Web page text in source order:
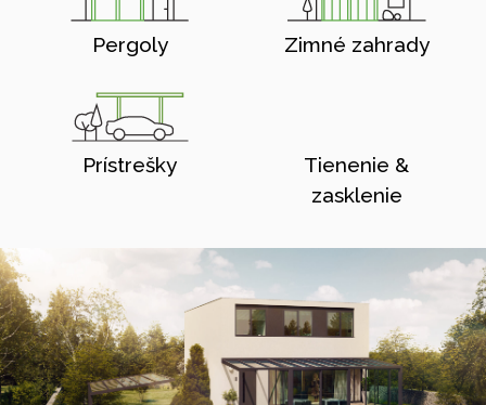
Pergoly Zimné zahrady
Prístrešky
Tienenie &
zasklenie